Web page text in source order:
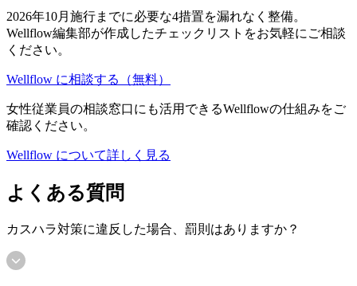
2026年10月施行までに必要な4措置を漏れなく整備。
Wellflow編集部が作成したチェックリストをお気軽にご相談
ください。
Wellflow に相談する（無料）
女性従業員の相談窓口にも活用できるWellflowの仕組みをご
確認ください。
Wellflow について詳しく見る
よくある質問
カスハラ対策に違反した場合、罰則はありますか？